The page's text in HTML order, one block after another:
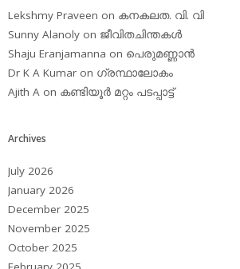
Lekshmy Praveen on കനകലത. വി. വി
Sunny Alanoly on ജീവിതചിന്തകള്‍
Shaju Eranjamanna on പെരുമണ്ണാന്‍
Dr K A Kumar on ഗ്രന്ഥാലോകം
Ajith A on കണ്ടിയൂര്‍ മറ്റം പടപ്പാട്ട്‌
Archives
July 2026
January 2026
December 2025
November 2025
October 2025